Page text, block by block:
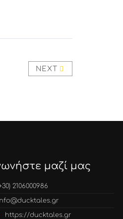
NEXT
μαζί μας
2106000986
https://ducktales.gr